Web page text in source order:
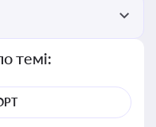
темі: